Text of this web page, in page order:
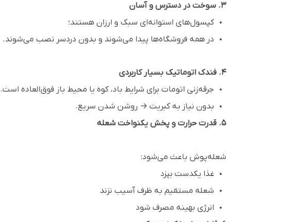
۳. سوخت در دسترس و آسان
کپسول‌های استوانه‌ای سبک و ارزان هستند؛
در همه فروشگاه‌ها پیدا می‌شوند و بدون دردسر نصب می‌شوند.
۴. فندک اتوماتیک بسیار کاربردی
جرقه‌زنی اتومات برای شرایط باد، کوه یا محیط باز فوق‌العاده است.
بدون نیاز به کبریت → روشن شدن سریع.
۵. قدرت حرارت و پخش یکنواخت شعله
شعله‌پوش باعث می‌شود:
غذا یکدست بپزد
شعله مستقیم به ظرف آسیب نزند
انرژی بهینه مصرف شود